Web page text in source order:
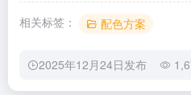
相关标签： 配色方案
2025年12月24日发布